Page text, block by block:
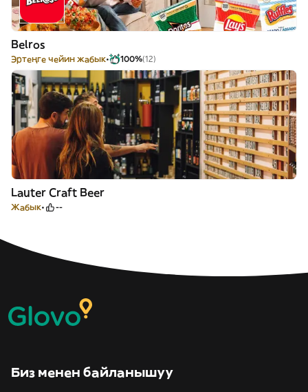
Belros
Эртеңге чейин жабык 100%(12)
Lauter Craft Beer
Жабык --
Биз менен байланышуу